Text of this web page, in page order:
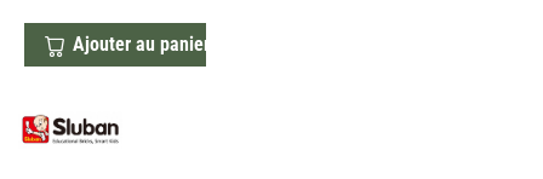
Ajouter au panier